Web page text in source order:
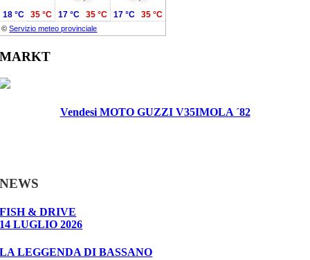
©Servizio meteo provinciale
18 °C 35 °C 17 °C 35 °C 17 °C 35 °C
MARKT
Vendesi MOTO GUZZI V35IMOLA ´82
NEWS
FISH & DRIVE
14 LUGLIO 2026
LA LEGGENDA DI BASSANO